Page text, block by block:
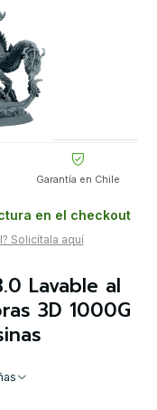
Garantía en Chile
en el checkout
Solicítala aquí
Lavable al
3D 1000G